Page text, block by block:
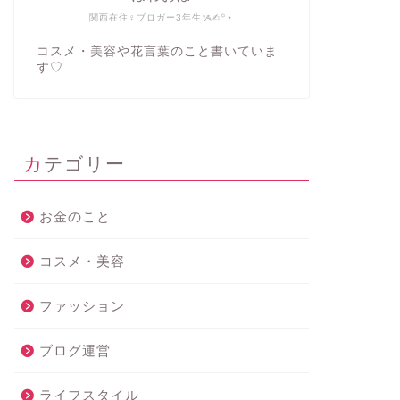
関西在住♀ブロガー3年生ᝰ✍︎꙳⋆
コスメ・美容や花言葉のこと書いていま
す♡
カテゴリー
お金のこと
コスメ・美容
ファッション
ブログ運営
ライフスタイル